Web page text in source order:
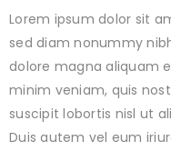
Lorem ipsum dolor sit
sed diam nonummy
dolore magna aliquam
minim veniam, quis
suscipit lobortis nisl ut
Duis autem vel eum